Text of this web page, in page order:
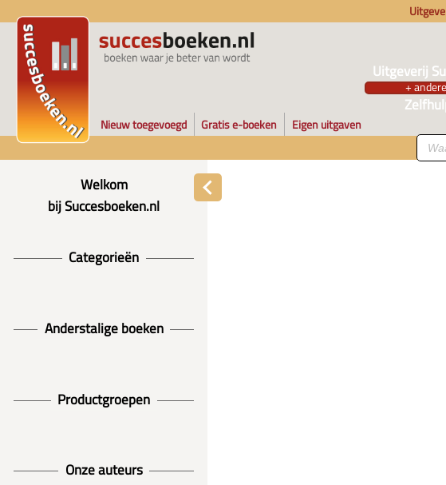
Uitgeverij
+
Nieuw toegevoegd Gratis e-boeken Eigen uitgaven
Welkom
bij Succesboeken.nl
Categorieën
Anderstalige boeken
Productgroepen
Onze auteurs